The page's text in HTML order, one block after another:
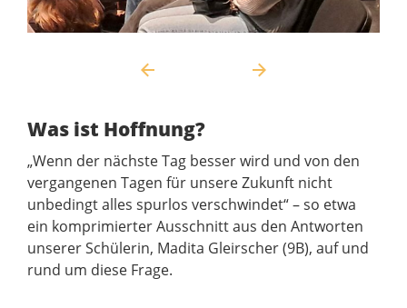
Was ist Hoffnung?
„Wenn der nächste Tag besser wird und von den
vergangenen Tagen für unsere Zukunft nicht
unbedingt alles spurlos verschwindet“ – so etwa
ein komprimierter Ausschnitt aus den Antworten
unserer Schülerin, Madita Gleirscher (9B), auf und
rund um diese Frage.